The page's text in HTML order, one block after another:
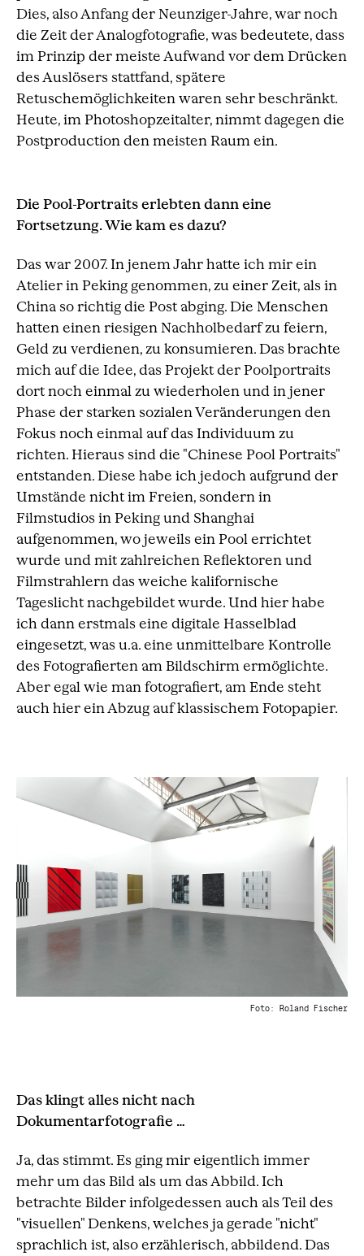
Dies, also Anfang der Neunziger-Jahre, war noch
die Zeit der Analogfotografie, was bedeutete, dass
im Prinzip der meiste Aufwand vor dem Drücken
des Auslösers stattfand, spätere
Retuschemöglichkeiten waren sehr beschränkt.
Heute, im Photoshopzeitalter, nimmt dagegen die
Postproduction den meisten Raum ein.
Die Pool-Portraits erlebten dann eine
Fortsetzung. Wie kam es dazu?
Das war 2007. In jenem Jahr hatte ich mir ein
Atelier in Peking genommen, zu einer Zeit, als in
China so richtig die Post abging. Die Menschen
hatten einen riesigen Nachholbedarf zu feiern,
Geld zu verdienen, zu konsumieren. Das brachte
mich auf die Idee, das Projekt der Poolportraits
dort noch einmal zu wiederholen und in jener
Phase der starken sozialen Veränderungen den
Fokus noch einmal auf das Individuum zu
richten. Hieraus sind die "Chinese Pool Portraits"
entstanden. Diese habe ich jedoch aufgrund der
Umstände nicht im Freien, sondern in
Filmstudios in Peking und Shanghai
aufgenommen, wo jeweils ein Pool errichtet
wurde und mit zahlreichen Reflektoren und
Filmstrahlern das weiche kalifornische
Tageslicht nachgebildet wurde. Und hier habe
ich dann erstmals eine digitale Hasselblad
eingesetzt, was u.a. eine unmittelbare Kontrolle
des Fotografierten am Bildschirm ermöglichte.
Aber egal wie man fotografiert, am Ende steht
auch hier ein Abzug auf klassischem Fotopapier.
Foto: Roland Fischer
Das klingt alles nicht nach
Dokumentarfotografie …
Ja, das stimmt. Es ging mir eigentlich immer
mehr um das Bild als um das Abbild. Ich
betrachte Bilder infolgedessen auch als Teil des
"visuellen" Denkens, welches ja gerade "nicht"
sprachlich ist, also erzählerisch, abbildend. Das